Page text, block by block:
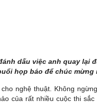
dấu việc anh quay lại
họp báo để chúc mừng
nghệ thuật. Không
của rất nhiều cuộc thi